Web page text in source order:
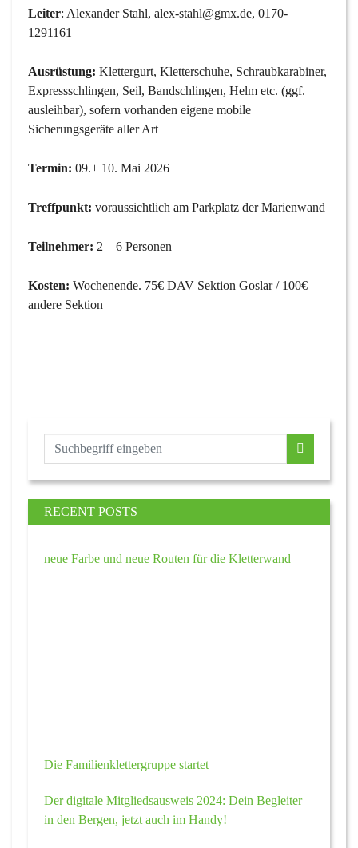
Leiter: Alexander Stahl, alex-stahl@gmx.de, 0170-
1291161
Ausrüstung: Klettergurt, Kletterschuhe, Schraubkarabiner,
Expressschlingen, Seil, Bandschlingen, Helm etc. (ggf.
ausleihbar), sofern vorhanden eigene mobile
Sicherungsgeräte aller Art
Termin: 09.+ 10. Mai 2026
Treffpunkt: voraussichtlich am Parkplatz der Marienwand
Teilnehmer: 2 – 6 Personen
Kosten: Wochenende. 75€ DAV Sektion Goslar / 100€
andere Sektion
RECENT POSTS
neue Farbe und neue Routen für die Kletterwand
Die Familienklettergruppe startet
Der digitale Mitgliedsausweis 2024: Dein Begleiter
in den Bergen, jetzt auch im Handy!